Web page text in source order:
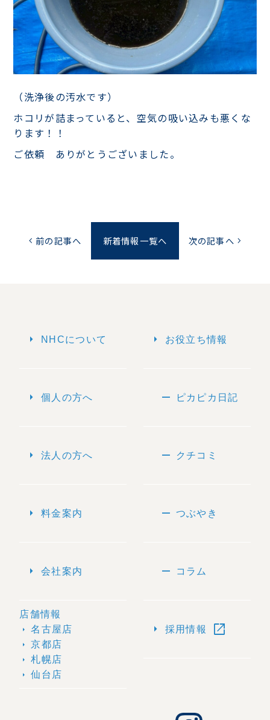
（洗浄後の汚水です）
ホコリが詰まっていると、空気の吸い込みも悪くな
ります！！
ご依頼 ありがとうございました。
chevron_left 前の記事へ 新着情報一覧へ 次の記事へ chevron_right
arrow_right NHCについて
arrow_right 個人の方へ
arrow_right 法人の方へ
arrow_right 料金案内
arrow_right 会社案内
店舗情報
arrow_right 名古屋店
arrow_right 京都店
arrow_right 札幌店
arrow_right 仙台店
arrow_right お役立ち情報
remove ピカピカ日記
remove クチコミ
remove つぶやき
remove コラム
arrow_right 採用情報 open_in_new